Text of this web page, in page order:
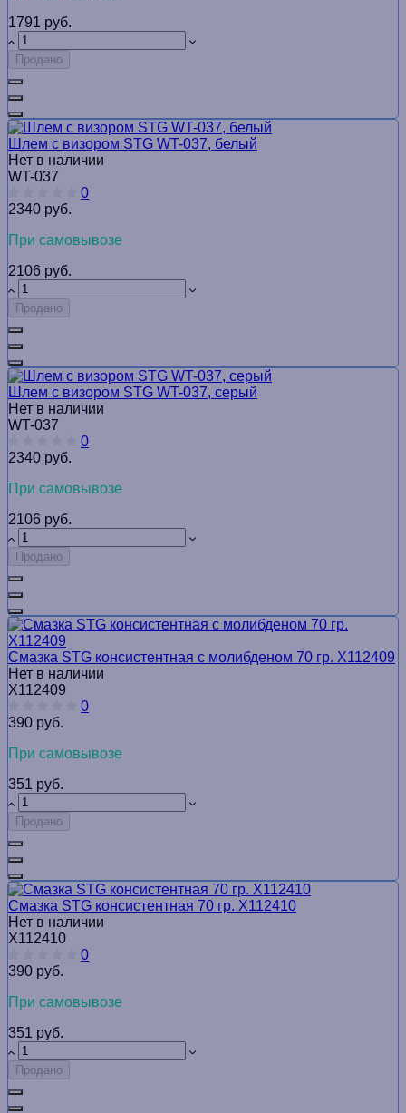
1791 руб.
Продано
Шлем с визором STG WT-037, белый
Нет в наличии
WT-037
0
2340 руб.
При самовывозе
2106 руб.
Продано
Шлем с визором STG WT-037, серый
Нет в наличии
WT-037
0
2340 руб.
При самовывозе
2106 руб.
Продано
Смазка STG консистентная с молибденом 70 гр. Х112409
Нет в наличии
Х112409
0
390 руб.
При самовывозе
351 руб.
Продано
Смазка STG консистентная 70 гр. Х112410
Нет в наличии
Х112410
0
390 руб.
При самовывозе
351 руб.
Продано